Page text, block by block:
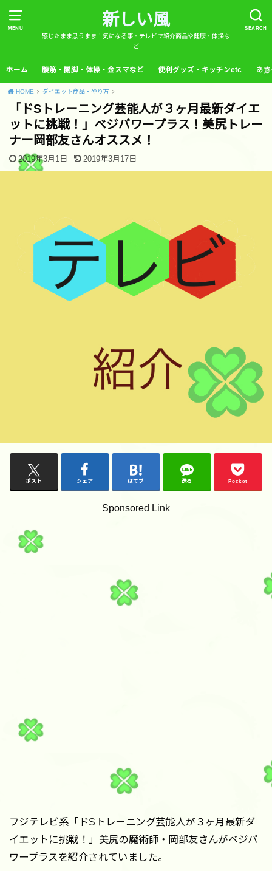
MENU SEARCH
新しい風
感じたまま思うまま！気になる事・テレビで紹介商品や健康・体操な
ど
ホーム 腹筋・開脚・体操・金スマなど 便利グッズ・キッチンetc あ
HOME ダイエット商品・やり方
「ドSトレーニング芸能人が３ヶ月最新ダイエ
ットに挑戦！」ベジパワープラス！美尻トレー
ナー岡部友さんオススメ！
2019年3月1日 2019年3月17日
ポスト シェア はてブ 送る Pocket
Sponsored Link
フジテレビ系「ドSトレーニング芸能人が３ヶ月最新ダ
イエットに挑戦！」美尻の魔術師・岡部友さんがベジパ
ワープラスを紹介されていました。